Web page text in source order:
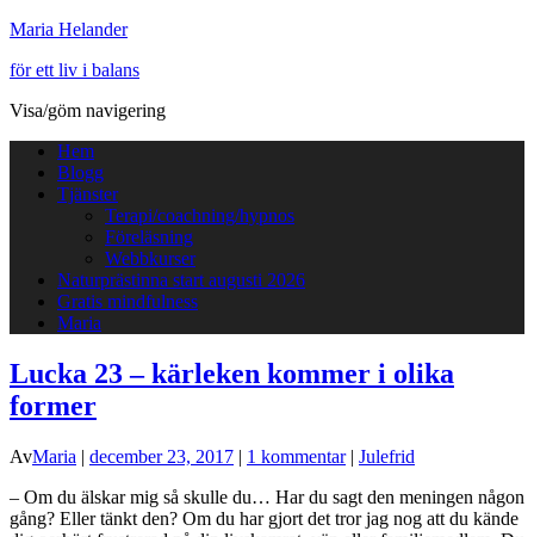
Maria Helander
för ett liv i balans
Visa/göm navigering
Hem
Blogg
Tjänster
Terapi/coachning/hypnos
Föreläsning
Webbkurser
Naturprästinna start augusti 2026
Gratis mindfulness
Maria
Lucka 23 – kärleken kommer i olika
former
AvMaria | december 23, 2017 | 1 kommentar| Julefrid
– Om du älskar mig så skulle du… Har du sagt den meningen någon
gång? Eller tänkt den? Om du har gjort det tror jag nog att du kände